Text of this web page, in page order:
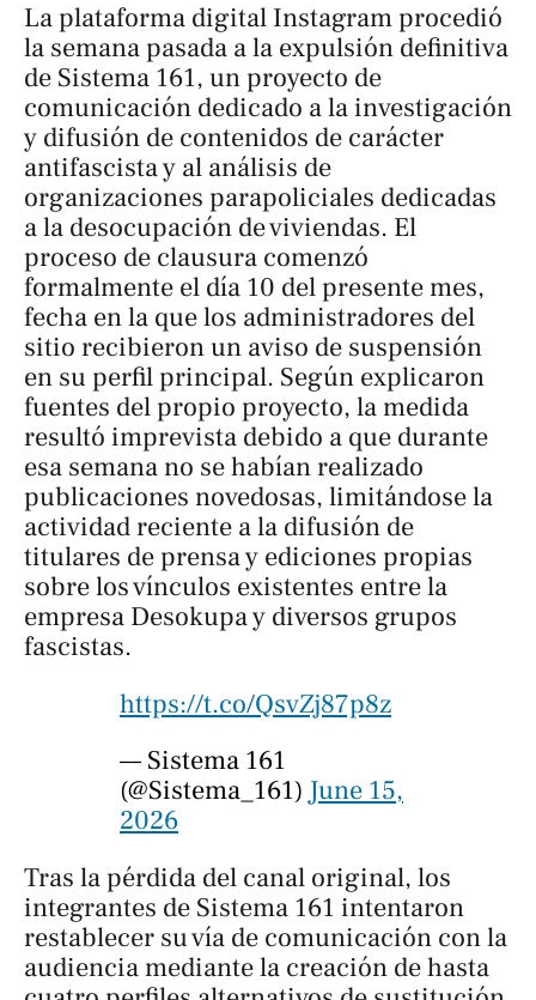
La plataforma digital Instagram procedió
la semana pasada a la expulsión definitiva
de Sistema 161, un proyecto de
comunicación dedicado a la investigación
y difusión de contenidos de carácter
antifascista y al análisis de
organizaciones parapoliciales dedicadas
a la desocupación de viviendas. El
proceso de clausura comenzó
formalmente el día 10 del presente mes,
fecha en la que los administradores del
sitio recibieron un aviso de suspensión
en su perfil principal. Según explicaron
fuentes del propio proyecto, la medida
resultó imprevista debido a que durante
esa semana no se habían realizado
publicaciones novedosas, limitándose la
actividad reciente a la difusión de
titulares de prensa y ediciones propias
sobre los vínculos existentes entre la
empresa Desokupa y diversos grupos
fascistas.
https://t.co/QsvZj87p8z
— Sistema 161
(@Sistema_161) June 15,
2026
Tras la pérdida del canal original, los
integrantes de Sistema 161 intentaron
restablecer su vía de comunicación con la
audiencia mediante la creación de hasta